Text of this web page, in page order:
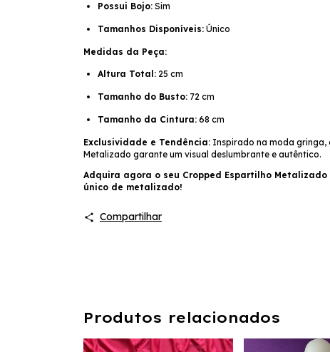
Possui Bojo: Sim
Tamanhos Disponíveis: Único
Medidas da Peça:
Altura Total: 25 cm
Tamanho do Busto: 72 cm
Tamanho da Cintura: 68 cm
Exclusividade e Tendência: Inspirado na moda gringa,
Metalizado garante um visual deslumbrante e autêntico.
Adquira agora o seu Cropped Espartilho
único de metalizado!
Compartilhar
Produtos relacionados